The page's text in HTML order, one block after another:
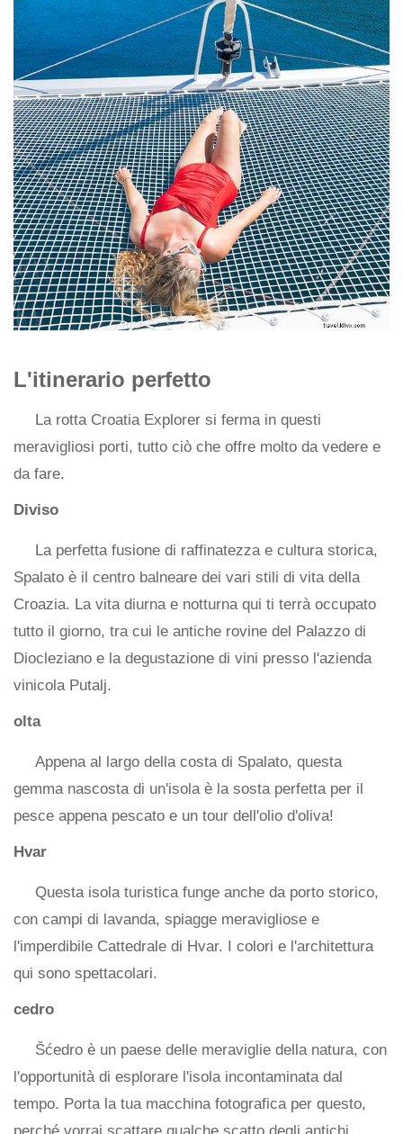
L'itinerario perfetto
La rotta Croatia Explorer si ferma in questi
meravigliosi porti, tutto ciò che offre molto da vedere e
da fare.
Diviso
La perfetta fusione di raffinatezza e cultura storica,
Spalato è il centro balneare dei vari stili di vita della
Croazia. La vita diurna e notturna qui ti terrà occupato
tutto il giorno, tra cui le antiche rovine del Palazzo di
Diocleziano e la degustazione di vini presso l'azienda
vinicola Putalj.
olta
Appena al largo della costa di Spalato, questa
gemma nascosta di un'isola è la sosta perfetta per il
pesce appena pescato e un tour dell'olio d'oliva!
Hvar
Questa isola turistica funge anche da porto storico,
con campi di lavanda, spiagge meravigliose e
l'imperdibile Cattedrale di Hvar. I colori e l'architettura
qui sono spettacolari.
cedro
Šćedro è un paese delle meraviglie della natura, con
l'opportunità di esplorare l'isola incontaminata dal
tempo. Porta la tua macchina fotografica per questo,
perché vorrai scattare qualche scatto degli antichi